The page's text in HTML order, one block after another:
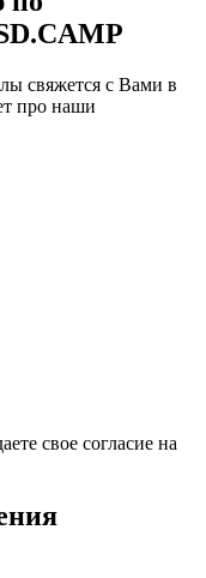
свяжется с Вами в
про наши
свое согласие на